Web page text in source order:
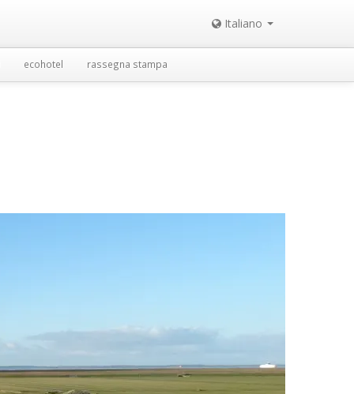
Italiano
ecohotel rassegna stampa